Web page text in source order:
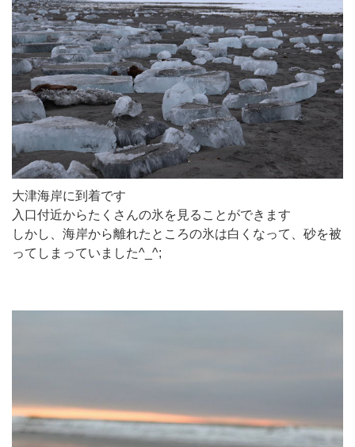
大津海岸に到着です
入口付近からたくさんの氷を見ることができます
しかし、海岸から離れたところの氷は白くなって、砂を被
ってしまっていました^_^;